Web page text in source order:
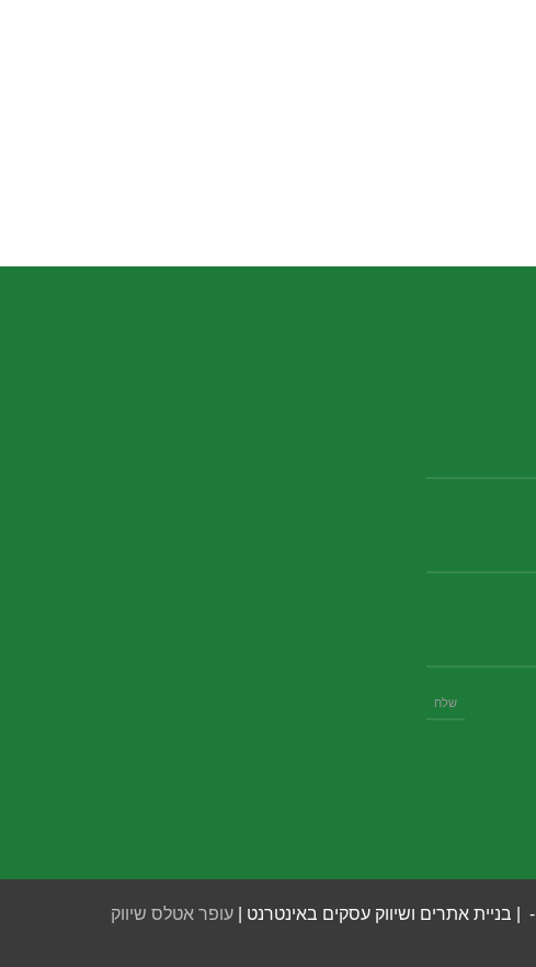
- | בניית אתרים ושיווק עסקים באינטרנט |עופר אטלס שיווק